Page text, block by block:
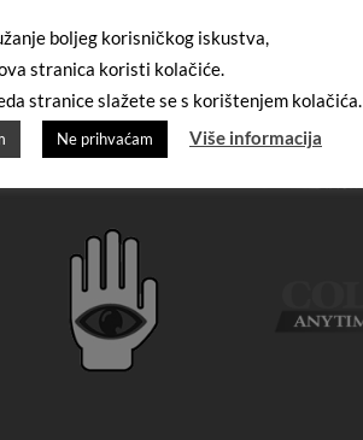
boljeg korisničkog iskustva,
stranica koristi kolačiće.
stranice slažete se s korištenjem kolačića.
Ne prihvaćam Više informacija